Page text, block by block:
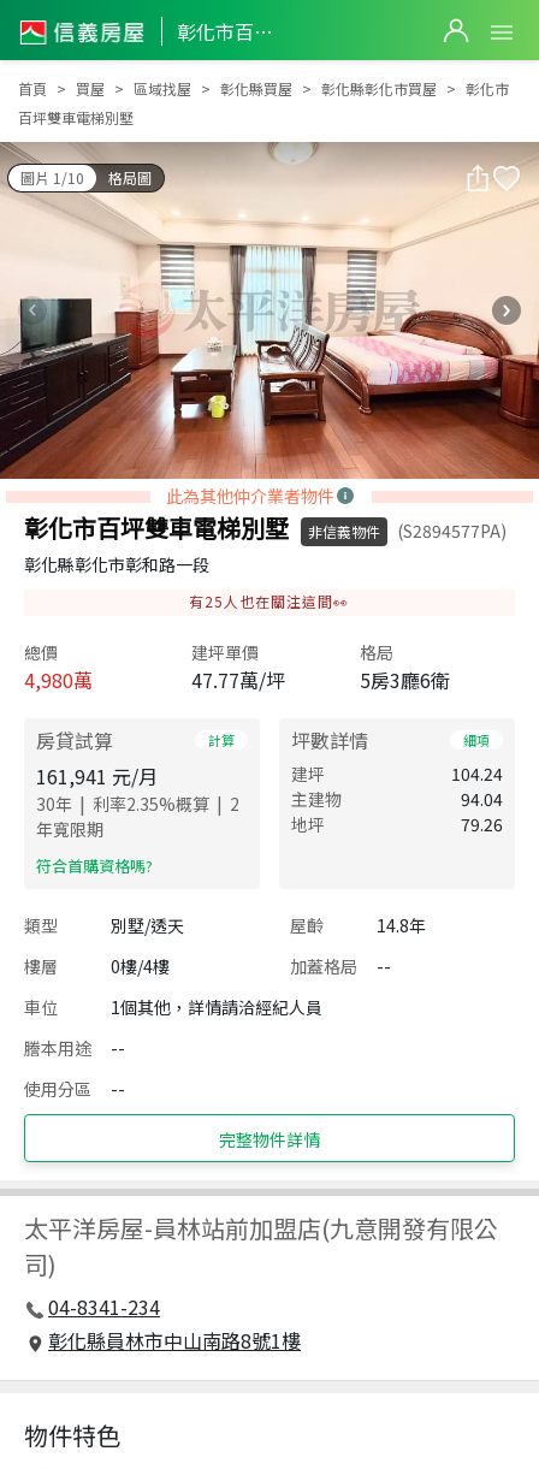
彰化市百坪雙車電梯別墅
彰化市百坪雙車電梯別墅
首頁 買屋 區域找屋 彰化縣買屋 彰化縣彰化市買屋
彰化市
百坪雙車電梯別墅
圖片 1/10 格局圖
此為其他仲介業者物件
彰化市百坪雙車電梯別墅 非信義物件
(S2894577PA)
彰化縣彰化市彰和路一段
有25 人也在關注這間👀
總價
4,980萬
建坪單價
47.77萬/坪
格局
5房3廳6衛
房貸試算 計算
161,941 元/月
30年 | 利率2.35%概算 | 2
年寬限期
​符合首購資格嗎?
坪數詳情 細項
建坪
104.24
主建物
94.04
地坪
79.26
類型 別墅/透天 屋齡
14.8年
樓層
0樓/4樓 加蓋格局
--
車位
1個其他，詳情請洽經紀人員
謄本用途
--
使用分區
--
完整物件詳情
太平洋房屋-員林站前加盟店(九意開發有限公
司)
04-8341-234
彰化縣員林市中山南路8號1樓
物件特色